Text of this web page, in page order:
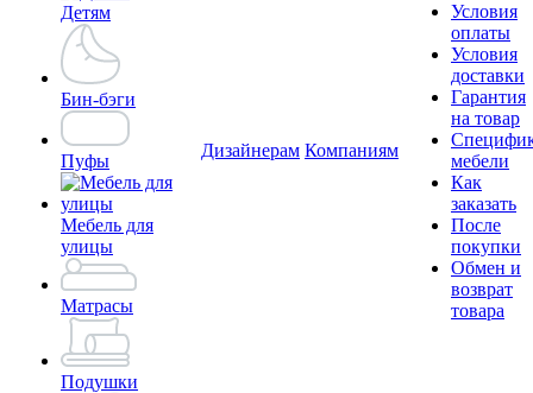
Детям
Бин-бэги
Пуфы
Мебель для
улицы
Матрасы
Подушки
Дизайнерам Компаниям
Условия
оплаты
Условия
доставки
Гарантия
на товар
мебели
Как
заказать
После
покупки
Обмен и
возврат
товара